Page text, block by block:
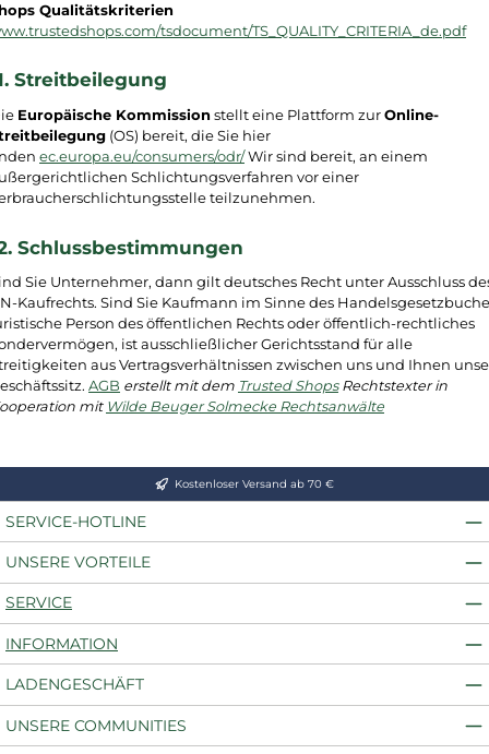
Qualitätskriterien
tsdocument/TS_QUALITY_CRITERIA_de.pdf
Streitbeilegung
Europäische Kommission stellt eine Plattform zur Online-
(OS) bereit, die Sie hier
ec.europa.eu/consumers/odr/Wir sind bereit, an einem
Schlichtungsverfahren vor einer
teilzunehmen.
Schlussbestimmungen
Sie Unternehmer, dann gilt deutsches Recht unter Ausschluss
Kaufrechts. Sind Sie Kaufmann im Sinne des
Person des öffentlichen Rechts oder öffentlich-rechtliches
ist ausschließlicher Gerichtsstand für alle
aus Vertragsverhältnissen zwischen uns und Ihnen
AGB erstellt mit dem Trusted ShopsRechtstexter in
mit Wilde Beuger Solmecke Rechtsanwälte
Kostenloser Versand ab 70 €
SERVICE-HOTLINE
UNSERE VORTEILE
SERVICE
INFORMATION
LADENGESCHÄFT
UNSERE COMMUNITIES